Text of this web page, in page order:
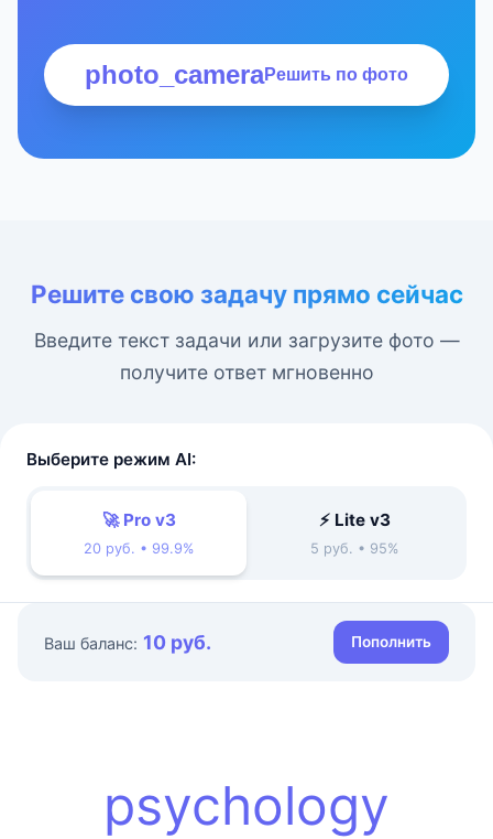
photo_cameraРешить по фото
Решите свою задачу прямо сейчас
Введите текст задачи или загрузите фото —
получите ответ мгновенно
Выберите режим AI:
🚀 Pro v3
20 руб. • 99.9%
⚡ Lite v3
5 руб. • 95%
Ваш баланс: 10 руб. Пополнить
psychology